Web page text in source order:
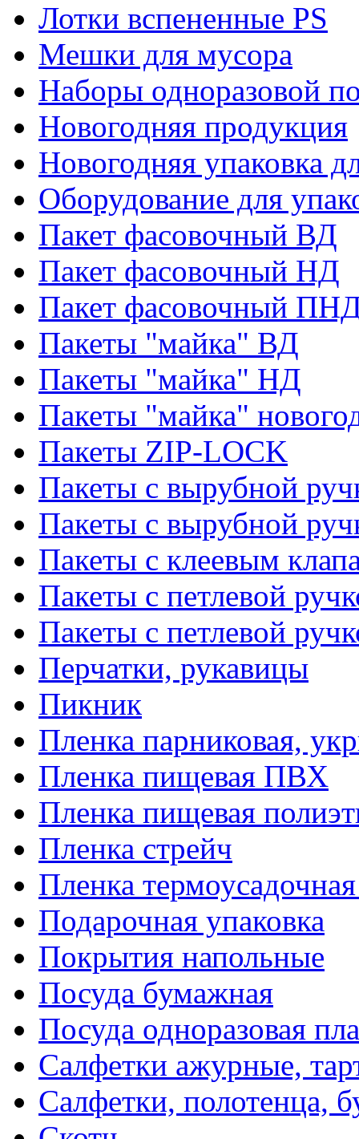
Лотки вспененные PS
Мешки для мусора
Наборы одноразовой
Новогодняя продукция
Новогодняя упаковка
Оборудование для
Пакет фасовочный ВД
Пакет фасовочный НД
Пакет фасовочный
Пакеты "майка" ВД
Пакеты "майка" НД
Пакеты "майка"
Пакеты ZIP-LOCK
Пакеты с вырубной
Пакеты с вырубной
Пакеты с клеевым
Пакеты с петлевой
Пакеты с петлевой
Перчатки, рукавицы
Пикник
Пленка парниковая,
Пленка пищевая ПВХ
Пленка пищевая
Пленка стрейч
Пленка
Подарочная упаковка
Покрытия напольные
Посуда бумажная
Посуда одноразовая
Салфетки ажурные,
Салфетки, полотенца,